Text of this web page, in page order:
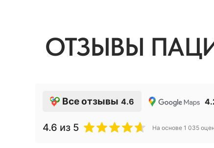
ОТЗЫВЫ
Все отзывы 4.6
4.6 из 5 На основе 1 035